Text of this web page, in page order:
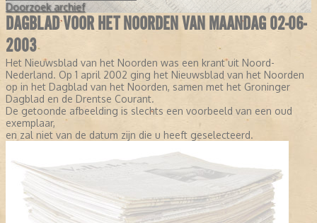
Doorzoek archief
DAGBLAD VOOR HET NOORDEN VAN MAANDAG 02-06-
2003
Het Nieuwsblad van het Noorden was een krant uit Noord-
Nederland. Op 1 april 2002 ging het Nieuwsblad van het Noorden
op in het Dagblad van het Noorden, samen met het Groninger
Dagblad en de Drentse Courant.
De getoonde afbeelding is slechts een voorbeeld van een oud
exemplaar,
en zal niet van de datum zijn die u heeft geselecteerd.